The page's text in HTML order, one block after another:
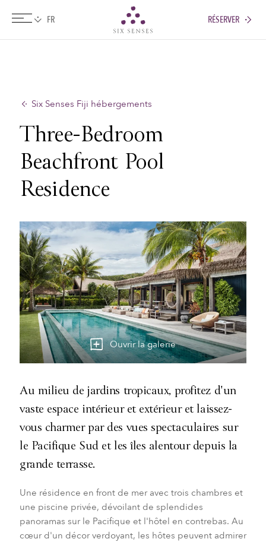
RÉSERVER
Six Senses Fiji hébergements
Three-Bedroom
Beachfront Pool
Residence
Ouvrir la galerie
Au milieu de jardins tropicaux, profitez d'un
vaste espace intérieur et extérieur et laissez-
vous charmer par des vues spectaculaires sur
le Pacifique Sud et les îles alentour depuis la
grande terrasse.
Une résidence en front de mer avec trois chambres et
une piscine privée, dévoilant de splendides
panoramas sur le Pacifique et l'hôtel en contrebas. Au
cœur d'un décor verdoyant, les hôtes peuvent admirer